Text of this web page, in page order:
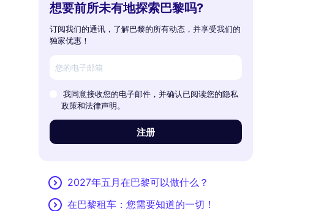
想要前所未有地探索巴黎吗?
订阅我们的通讯，了解巴黎的所有动态，并享受我们的
独家优惠！
我同意接收您的电子邮件，并确认已阅读您的隐私
政策和法律声明。
注册
2027年五月在巴黎可以做什么？
在巴黎租车：您需要知道的一切！